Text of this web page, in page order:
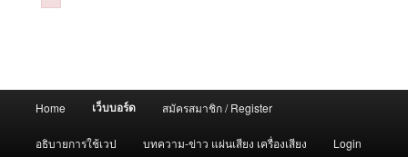
Home เว็บบอร์ด สมัครสมาชิก / Register
อธิบายการใช้เวป บทความ-ข่าว แผ่นเสียง เครื่องเสียง Login
Failed to initialize plugin: wplink